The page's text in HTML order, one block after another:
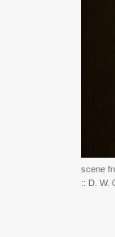
scene
:: D. W.